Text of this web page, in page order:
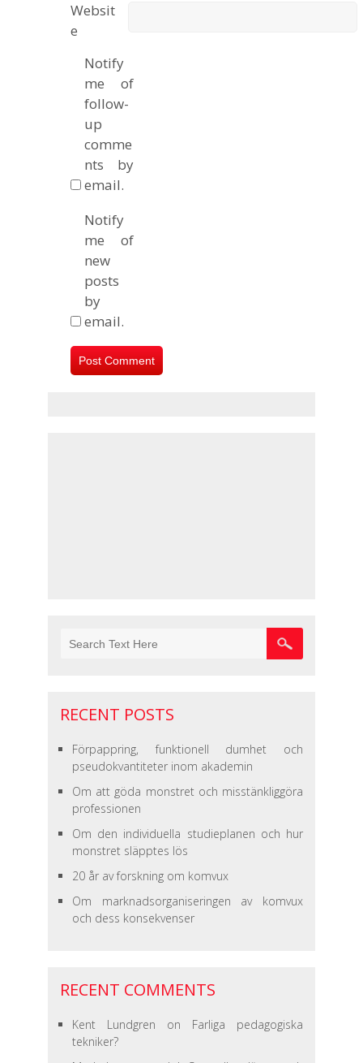
Websit
e
Notify
me of
follow-
up
comme
nts by
email.
Notify
me of
new
posts
by
email.
RECENT POSTS
Förpappring, funktionell dumhet och
pseudokvantiteter inom akademin
Om att göda monstret och misstänkliggöra
professionen
Om den individuella studieplanen och hur
monstret släpptes lös
20 år av forskning om komvux
Om marknadsorganiseringen av komvux
och dess konsekvenser
RECENT COMMENTS
Kent Lundgren on Farliga pedagogiska
tekniker?